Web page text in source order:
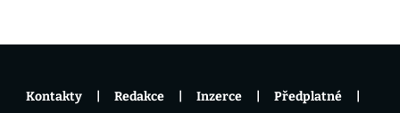
Kontakty Redakce Inzerce Předplatné